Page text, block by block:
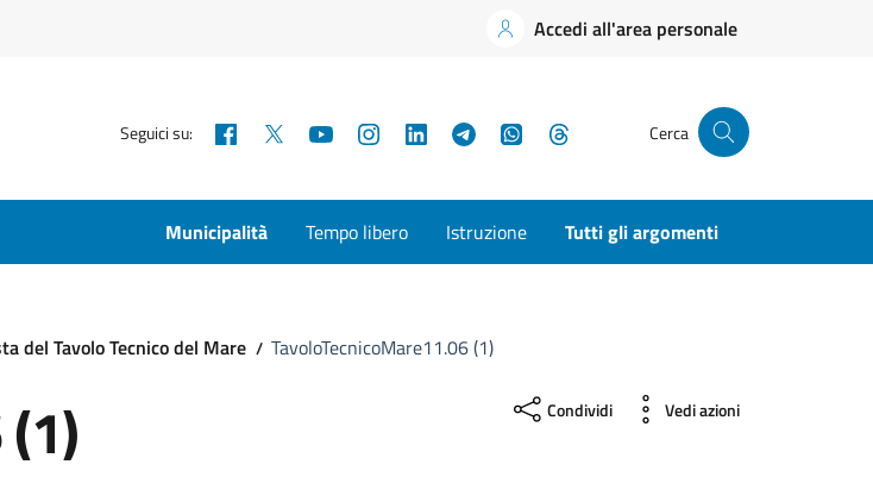
Accedi all'area personale
Seguici su: Facebook YouTubeInstagramLinkedInTelegramWhatsApp Cerca
Municipalità Tempo libero Istruzione Tutti gli argomenti
del Tavolo Tecnico del Mare TavoloTecnicoMare11.06 (1)
Condividi Vedi azioni